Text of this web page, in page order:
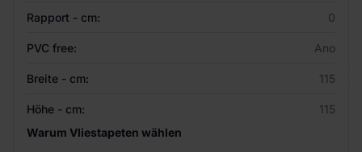
Rapport - cm: 0
PVC free: Ano
Breite - cm: 115
Höhe - cm:
115
Warum Vliestapeten wählen